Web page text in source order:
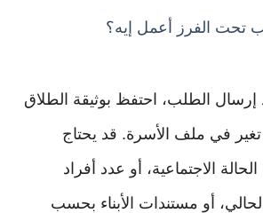
تحت الفرز أعمل إيه؟
إرسال الطلب، احتفظ بوثيقة الطلاق
تغير في ملف الأسرة. قد يحتاج
الاجتماعية، أو عدد أفراد
أو مستندات الأبناء بحسب